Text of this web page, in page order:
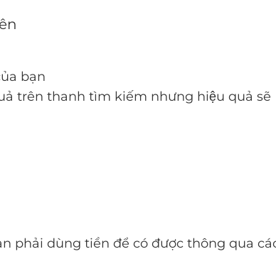
bạn
trên thanh tìm kiếm nhưng hiệu quả sẽ
phải dùng tiền để có được thông qua